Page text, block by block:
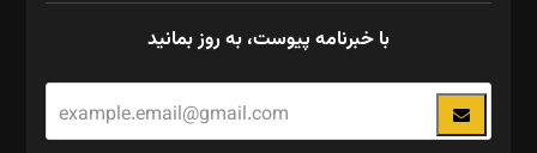
با خبرنامه پیوست، به روز بمانید